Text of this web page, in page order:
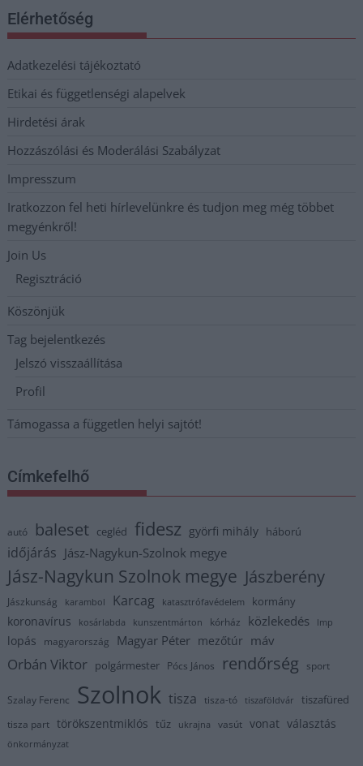
Elérhetőség
Adatkezelési tájékoztató
Etikai és függetlenségi alapelvek
Hirdetési árak
Hozzászólási és Moderálási Szabályzat
Impresszum
Iratkozzon fel heti hírlevelünkre és tudjon meg még többet
megyénkről!
Join Us
Regisztráció
Köszönjük
Tag bejelentkezés
Jelszó visszaállítása
Profil
Támogassa a független helyi sajtót!
Címkefelhő
autó baleset cegléd fidesz györfi mihály háború
időjárás Jász-Nagykun-Szolnok megye
Jász-Nagykun Szolnok megye Jászberény
Jászkunság karambol Karcag katasztrófavédelem kormány
koronavírus kosárlabda kunszentmárton kórház közlekedés lmp
lopás magyarország Magyar Péter mezőtúr máv
Orbán Viktor polgármester Pócs János rendőrség sport
Szalay Ferenc Szolnok tisza tisza-tó tiszaföldvár tiszafüred
tisza part törökszentmiklós tűz ukrajna vasút vonat választás
önkormányzat